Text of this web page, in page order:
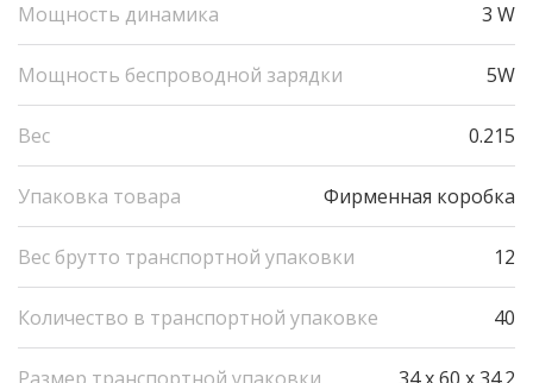
Мощность динамика 3 W
Мощность беспроводной зарядки 5W
Вес 0.215
Упаковка товара Фирменная коробка
Вес брутто транспортной упаковки 12
Количество в транспортной упаковке 40